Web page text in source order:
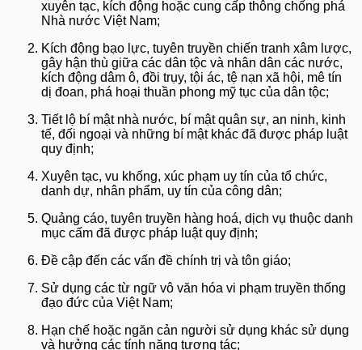
xuyên tạc, kích động hoặc cung cấp thông chống phá
Nhà nước Việt Nam;
Kích động bạo lực, tuyên truyền chiến tranh xâm lược,
gây hận thù giữa các dân tộc và nhân dân các nước,
kích động dâm ô, đồi trụy, tội ác, tệ nạn xã hội, mê tín
dị đoan, phá hoại thuần phong mỹ tục của dân tộc;
Tiết lộ bí mật nhà nước, bí mật quân sự, an ninh, kinh
tế, đối ngoại và những bí mật khác đã được pháp luật
quy định;
Xuyên tạc, vu khống, xúc phạm uy tín của tổ chức,
danh dự, nhân phẩm, uy tín của công dân;
Quảng cáo, tuyên truyền hàng hoá, dịch vụ thuộc danh
mục cấm đã được pháp luật quy định;
Đề cập đến các vấn đề chính trị và tôn giáo;
Sử dụng các từ ngữ vô văn hóa vi phạm truyền thống
đạo đức của Việt Nam;
Hạn chế hoặc ngăn cản người sử dụng khác sử dụng
và hưởng các tính năng tương tác;